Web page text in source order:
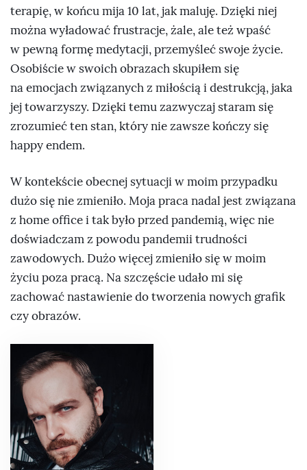
terapię, w końcu mija 10 lat, jak maluję. Dzięki niej
można wyładować frustracje, żale, ale też wpaść
w pewną formę medytacji, przemyśleć swoje życie.
Osobiście w swoich obrazach skupiłem się
na emocjach związanych z miłością i destrukcją, jaka
jej towarzyszy. Dzięki temu zazwyczaj staram się
zrozumieć ten stan, który nie zawsze kończy się
happy endem.
W kontekście obecnej sytuacji w moim przypadku
dużo się nie zmieniło. Moja praca nadal jest związana
z home office i tak było przed pandemią, więc nie
doświadczam z powodu pandemii trudności
zawodowych. Dużo więcej zmieniło się w moim
życiu poza pracą. Na szczęście udało mi się
zachować nastawienie do tworzenia nowych grafik
czy obrazów.